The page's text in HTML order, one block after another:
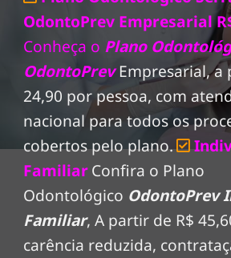
OdontoPrev Empresarial
Conheça o Plano
OdontoPrev Empresarial, a
24,90 por pessoa, com
nacional para todos os
cobertos pelo plano.
FamiliarConfira o Plano
Odontológico OdontoPrev
Familiar, A partir de R$
carência reduzida,